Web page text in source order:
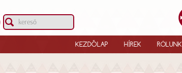
KEZDŐLAP HÍREK RÓLUNK